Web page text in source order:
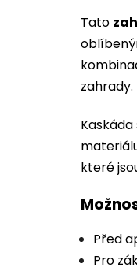
Tato
zahrady.
které
Před
Pro